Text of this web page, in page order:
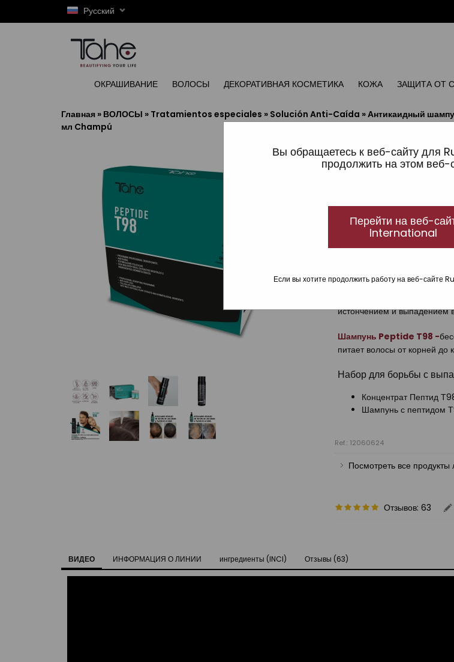
Вы обращаетесь к веб-сайту для
продолжить на этом веб-
Перейти на веб-
International
Если вы хотите продолжить работу на веб-сайте
Русский
ОКРАШИВАНИЕ ВОЛОСЫ ДЕКОРАТИВНАЯ КОСМЕТИКА КОЖА ЗАЩИТА ОТ
Главная » ВОЛОСЫ » Tratamientos especiales » Solución Anti-Caída »Антикаидный
мл Champú
Концентрат
Комплексная
пептидами
В набор входят концентрат
шампунь Peptide T98,
Концентрат Peptide T98 -
оказывает мгновенное
истончением и выпадением
Шампунь Peptide T98 -
питает волосы от корней
Набор для борьбы с
Концентрат Пептид
Шампунь с пептидом
Ref.: 12060624
Посмотреть все продукты
Отзывов: 63
ВИДЕО ИНФОРМАЦИЯ О ЛИНИИ ингредиенты (INCI) Отзывы (63)